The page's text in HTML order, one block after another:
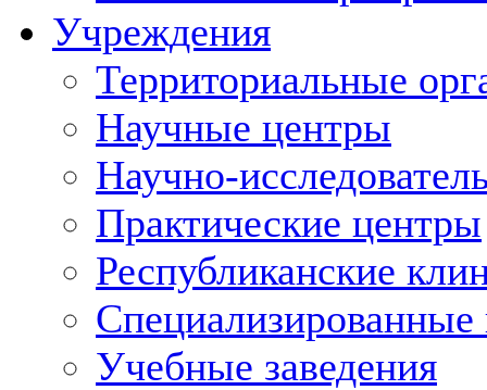
Учреждения
Территориальные
Научные центры
Научно-
Практические центры
Республиканские
Учебные заведения